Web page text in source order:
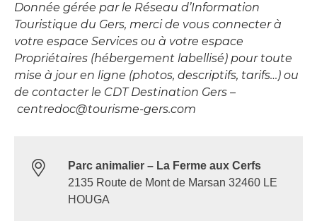
Donnée gérée par le Réseau d’Information
Touristique du Gers, merci de vous connecter à
votre espace Services ou à votre espace
Propriétaires (hébergement labellisé) pour toute
mise à jour en ligne (photos, descriptifs, tarifs…) ou
de contacter le CDT Destination Gers –
centredoc@tourisme-gers.com
Parc animalier – La Ferme aux Cerfs
2135 Route de Mont de Marsan 32460 LE
HOUGA